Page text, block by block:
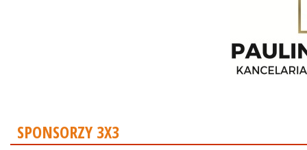
SPONSORZY 3X3